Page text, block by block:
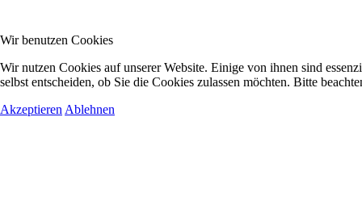
Wir benutzen Cookies
Wir nutzen Cookies auf unserer Website. Einige von ihnen sind
selbst entscheiden, ob Sie die Cookies zulassen möchten. Bitte
Akzeptieren Ablehnen